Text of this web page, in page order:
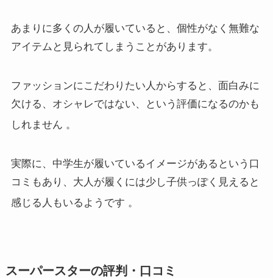
あまりに多くの人が履いていると、個性がなく無難な
アイテムと見られてしまうことがあります。
ファッションにこだわりたい人からすると、面白みに
欠ける、オシャレではない、という評価になるのかも
しれません 。
実際に、中学生が履いているイメージがあるという口
コミもあり、大人が履くには少し子供っぽく見えると
感じる人もいるようです 。
スーパースターの評判・口コミ